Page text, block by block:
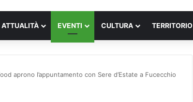
ATTUALITÀ EVENTI CULTURA TERRITORIO
aprono l’appuntamento con Sere d’Estate a Fucecchio